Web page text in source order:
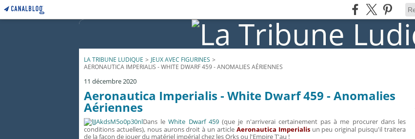
LA TRIBUNE LUDIQUE > JEUX AVEC FIGURINES >
AERONAUTICA IMPERIALIS - WHITE DWARF 459 - ANOMALIES AÉRIENNES
11 décembre 2020
Aeronautica Imperialis - White Dwarf 459 - Anomalies
Aériennes
Dans leWhite Dwarf 459(que je n'arriverai certainement pas à me procurer dans les
conditions actuelles), nous aurons droit à un article Aeronautica Imperialisun peu original puisqu'il traitera
de la façon de jouer du matériel impérial chez les Orks ou l'Empire T'au !